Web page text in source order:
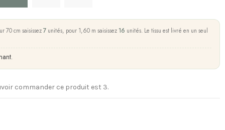
70 cm saisissez7unités, pour 1,60 m saisissez16 unités. Le tissu est livré en un seul
commander ce produit est 3.